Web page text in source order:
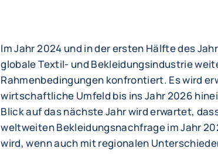
Im Jahr 2024 und in der ersten Hälfte des
globale Textil- und Bekleidungsindustrie
Rahmenbedingungen konfrontiert. Es wird
wirtschaftliche Umfeld bis ins Jahr 2026
Blick auf das nächste Jahr wird erwartet,
weltweiten Bekleidungsnachfrage im Jahr
wird, wenn auch mit regionalen